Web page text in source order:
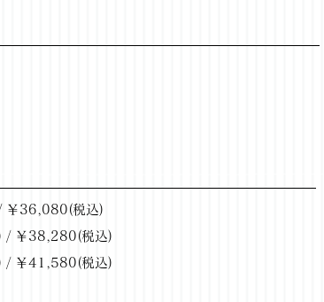
￥36,080(税込)
/ ￥38,280(税込)
/ ￥41,580(税込)